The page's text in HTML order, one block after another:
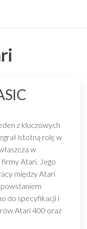
z kluczowych
istotną rolę w
w
Atari. Jego
między Atari
do specyfikacji i
Atari 400 oraz